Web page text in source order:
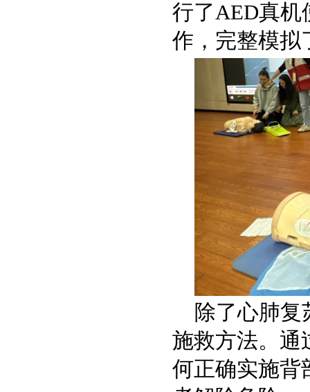
行了AED真机
作，完整模拟
除了心肺
施救方法。通
何正确实施背